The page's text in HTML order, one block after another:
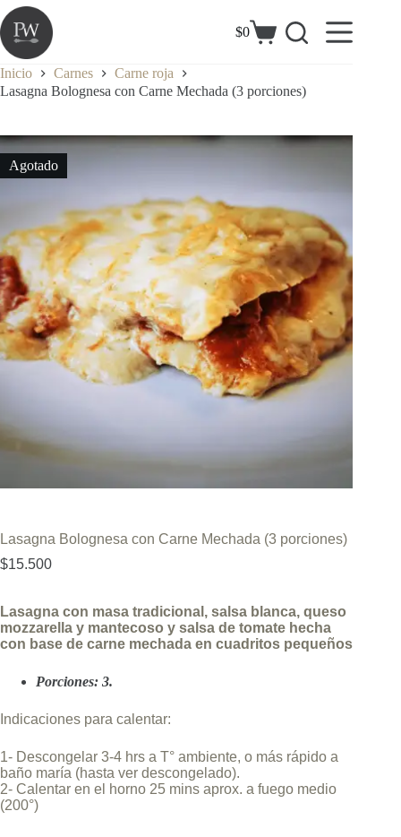
Saltar
al
contenido
Carrito
$0
Inicio Carnes
Carne roja
Lasagna Bolognesa con Carne Mechada (3 porciones)
Agotado
Lasagna Bolognesa con Carne Mechada (3 porciones)
$15.500
Lasagna con masa tradicional, salsa blanca, queso
mozzarella y mantecoso y salsa de tomate hecha
con base de carne mechada en cuadritos pequeños
Porciones: 3.
Indicaciones para calentar:
1- Descongelar 3-4 hrs a T° ambiente, o más rápido a
baño maría (hasta ver descongelado).
2- Calentar en el horno 25 mins aprox. a fuego medio
(200°)